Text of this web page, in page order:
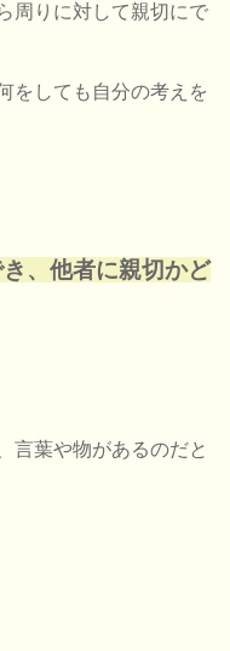
周りに対して親切にで
をしても自分の考えを
、他者に親切かど
言葉や物があるのだと